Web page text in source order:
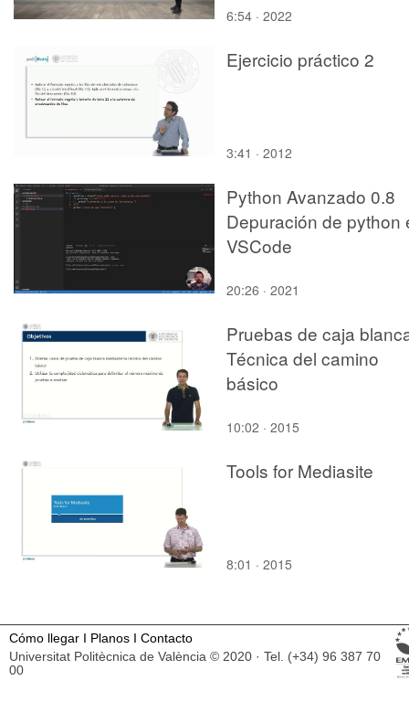
6:54 · 2022
Ejercicio práctico 2
3:41 · 2012
Python Avanzado 0.8
Depuración de python
VSCode
20:26 · 2021
Pruebas de caja
Técnica del camino
básico
10:02 · 2015
Tools for Mediasite
8:01 · 2015
Cómo llegar I Planos I Contacto
Universitat Politècnica de València © 2020 · Tel. (+34) 96 387 70
00